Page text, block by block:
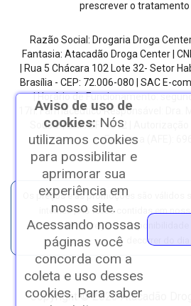
prescrever o tratamento
Razão Social: Drogaria Droga
Fantasia: Atacadão Droga Center |
| Rua 5 Chácara 102 Lote 32- Setor
Brasília - CEP: 72.006-080
| SAC E-
| Horário de Funcionamento:
17h.Farmacêutico Responsável: Dra.
Sousa | CRF/DF: 4612 |
Empresa (AFE):
Os preços e as promoções são válidos
internet. | As fotos contidas em
ilustrativas. | *Preços e disponibilidade
decorrer do dia.
Copyright © 2023 Atacadão
Aviso de uso de
cookies: Nós
utilizamos cookies
para possibilitar e
aprimorar sua
experiência em
nosso site.
Acessando nossas
páginas você
concorda com a
coleta e uso desses
cookies. Para saber